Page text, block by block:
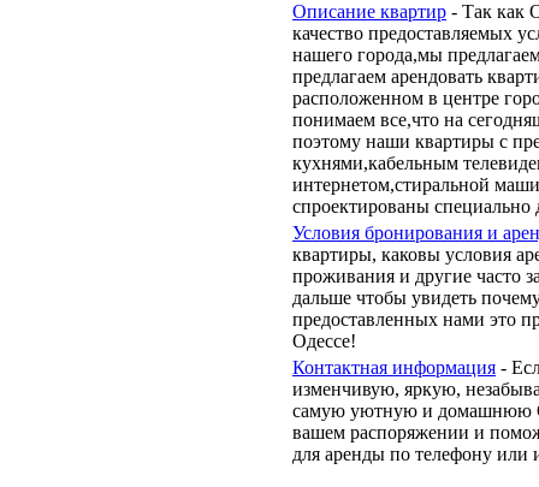
Описание квартир - Так как
качество предоставляемых
нашего города,мы
предлагаем арендовать
расположенном в центре
понимаем все,что на
поэтому наши квартиры с
кухнями,кабельным
интернетом,стиральной
спроектированы специально
Условия бронирования и
квартиры, каковы условия
проживания и другие часто
дальше чтобы увидеть
предоставленных нами это
Одессе!
Контактная информация -
изменчивую, яркую,
самую уютную и домашнюю
вашем распоряжении и
для аренды по телефону или